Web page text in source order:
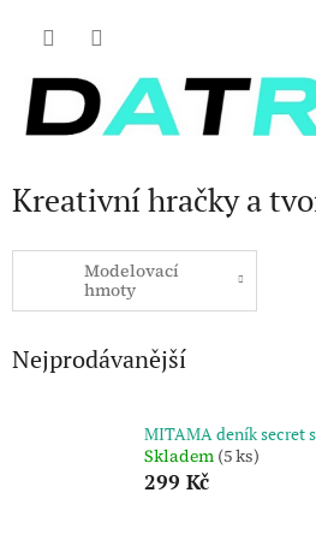
Kreativní hračky a
Modelovací
hmoty
Nejprodávanější
MITAMA deník secret
Skladem (5 ks)
299 Kč